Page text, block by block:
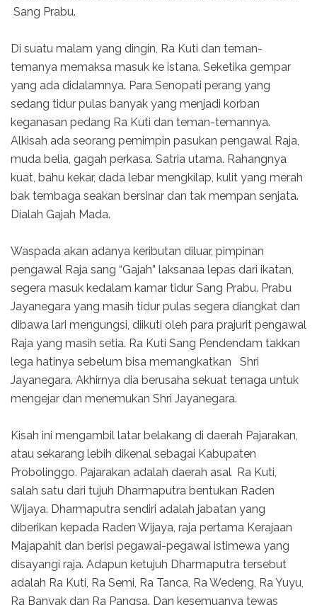
Sang Prabu.
Di suatu malam yang dingin, Ra Kuti dan teman-
temanya memaksa masuk ke istana. Seketika gempar
yang ada didalamnya. Para Senopati perang yang
sedang tidur pulas banyak yang menjadi korban
keganas­an pedang Ra Kuti dan teman-temannya.
Alkisah ada seorang pemimpin pasukan pengawal Raja,
muda belia, gagah perkasa. Satria utama. Rahangnya
kuat, bahu kekar, dada lebar mengkilap, kulit yang merah
bak tembaga seakan bersinar dan tak mempan senjata.
Dialah Gajah Mada.
Waspada akan adanya keributan diluar, pimpinan
pengawal Raja sang “Gajah” laksanaa lepas dari ikatan,
segera masuk kedalam kamar tidur Sang Prabu. Prabu
Jayanegara yang masih tidur pulas segera diangkat dan
dibawa lari mengungsi, diikuti oleh para prajurit pengawal
Raja yang masih setia. Ra Kuti Sang Pendendam takkan
lega hatinya sebelum bisa memangkatkan Shri
Jayanegara. Akhirnya dia berusaha sekuat tenaga untuk
menge­jar dan menemukan Shri Jayanegara.
Kisah ini mengambil latar belakang di daerah Pajarakan,
atau sekarang lebih dikenal sebagai Kabupaten
Probolinggo. Pajarakan adalah daerah asal Ra Kuti,
salah satu dari tujuh Dharmaputra bentukan Raden
Wijaya. Dharmaputra sendiri adalah jabatan yang
diberikan kepada Raden Wijaya, raja pertama Kerajaan
Majapahit dan berisi pegawai-pegawai istimewa yang
disayangi raja. Adapun ketujuh Dharmaputra tersebut
adalah Ra Kuti, Ra Semi, Ra Tanca, Ra Wedeng, Ra Yuyu,
Ra Banyak dan Ra Pangsa. Dan kesemuanya tewas